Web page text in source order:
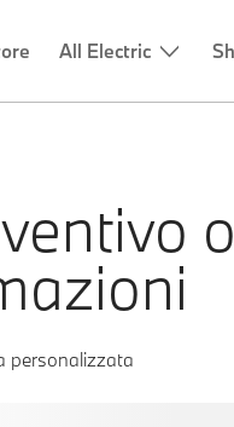
o
personalizzata